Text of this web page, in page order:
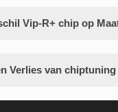
Vip-R+ chip op
Verlies van chiptuning